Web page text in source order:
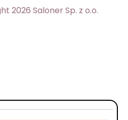
2026 Saloner Sp. z o.o.